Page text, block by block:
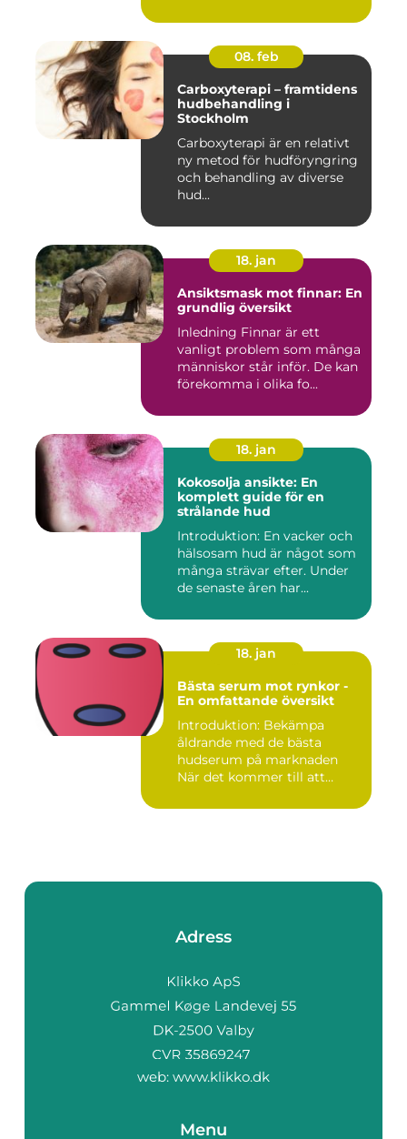
08. feb
Carboxyterapi – framtidens
hudbehandling i
Stockholm
Carboxyterapi är en relativt
ny metod för hudföryngring
och behandling av diverse
hud...
18. jan
Ansiktsmask mot finnar: En
grundlig översikt
Inledning Finnar är ett
vanligt problem som många
människor står inför. De kan
förekomma i olika fo...
18. jan
Kokosolja ansikte: En
komplett guide för en
strålande hud
Introduktion: En vacker och
hälsosam hud är något som
många strävar efter. Under
de senaste åren har...
18. jan
Bästa serum mot rynkor -
En omfattande översikt
Introduktion: Bekämpa
åldrande med de bästa
hudserum på marknaden
När det kommer till att
Adress
web: www.klikko.dk
Menu